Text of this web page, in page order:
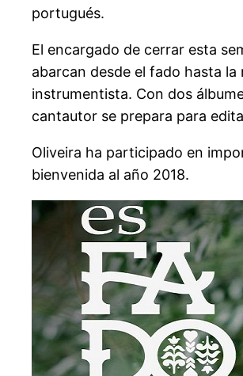
portugués.
El encargado de cerrar esta
abarcan desde el fado hasta
instrumentista. Con dos
cantautor se prepara para
Oliveira ha participado en
bienvenida al año 2018.